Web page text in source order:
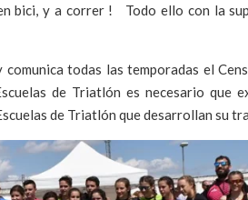
bici, y a correr ! Todo ello con la
todas las temporadas el
de Triatlón es necesario que
de Triatlón que desarrollan su